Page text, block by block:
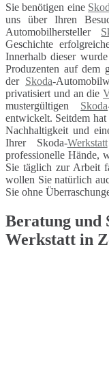
Sie benötigen eine
uns über Ihren
Automobilhersteller
Geschichte
Innerhalb dieser
Produzenten auf dem
der Skoda-
privatisiert und an die
mustergültigen Skoda
entwickelt. Seitdem hat
Nachhaltigkeit und
Ihrer Skoda-Werkstatt
professionelle Hände,
Sie täglich zur Arbeit
wollen Sie natürlich
Sie ohne
Beratung und
Werkstatt in